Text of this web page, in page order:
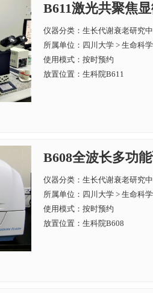
B611激光共聚焦
仪器分类：生长代谢衰老研究
所属单位： 四川大学 > 生命科
使用模式：按时预约
放置位置：生科院B611
B608全波长多功
仪器分类：生长代谢衰老研究
所属单位： 四川大学 > 生命科
使用模式：按时预约
放置位置：生科院B608